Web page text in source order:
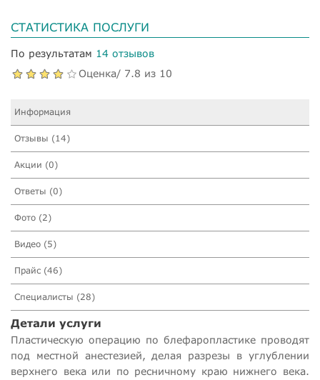
СТАТИСТИКА ПОСЛУГИ
По результатам 14 отзывов
Оценка/ 7.8 из 10
Информация
Отзывы (14)
Акции (0)
Ответы (0)
Фото (2)
Видео (5)
Прайс (46)
Специалисты (28)
Детали услуги
Пластическую операцию по блефаропластике проводят
под местной анестезией, делая разрезы в углублении
верхнего века или по ресничному краю нижнего века.